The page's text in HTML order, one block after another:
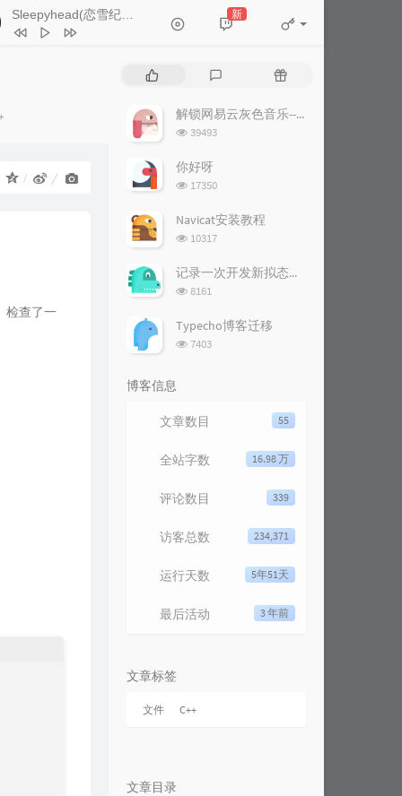
- MerrinZephyr
地球另一边 落小安
给防护罩一吻 (feat. SOPHY)
Dear Jane / 王嘉仪
时钟倒转 张德伊玲
新
检查了一
评
随
文 解锁网易云灰色音乐--Win篇
浏览次数:
39493
你好呀
浏览次数:
17350
Navicat安装教程
浏览次数:
10317
记录一次开发新拟态天气DIV的过程
浏览次数:
8161
Typecho博客迁移
浏览次数:
7403
博客信息
55
文章数目
16.98 万
全站字数
339
评论数目
234,371
访客总数
5年51天
运行天数
3 年前
最后活动
文章标签
文件 C++
文章目录